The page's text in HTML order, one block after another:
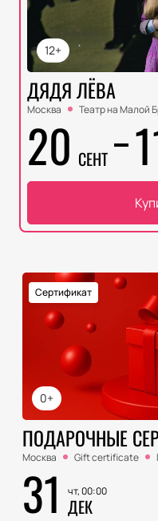
12+
ДЯДЯ ЛЁВА
Москва Театр на Малой
20 СЕНТ
0+
Сертификат
ПОДАРОЧНЫЕ
Москва Gift certificate
31 чт, 00:00
ДЕК